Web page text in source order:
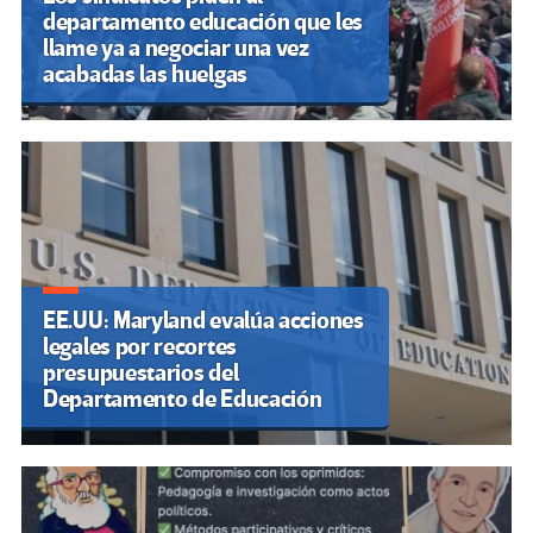
departamento educación que les
llame ya a negociar una vez
acabadas las huelgas
EE.UU: Maryland evalúa acciones
legales por recortes
presupuestarios del
Departamento de Educación